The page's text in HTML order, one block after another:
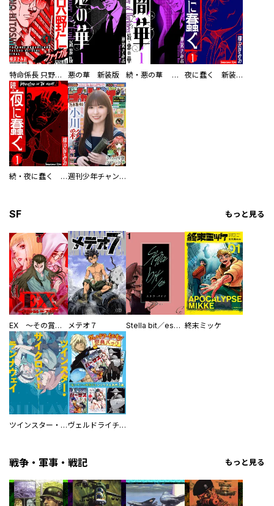
特命係長 只野仁ファイナル 愛蔵版 悪の華 新装版 続・悪の華 闇華 新装版 夜に蠢く 新装版
続・夜に蠢く 新装版 週刊少年チャンピオン
SF もっと見る
EX ～その賞金稼ぎは、世界の出口を探す～【単行本版】 メテオ７ Stella bit／es【単話版】 終末ミッケ
ツインスター・サイクロン・ランナウェイ ヴェルドライチオシ聖典パック 『転スラ』ミニ画集付き シリウス人気作３選
戦争・軍事・戦記 もっと見る